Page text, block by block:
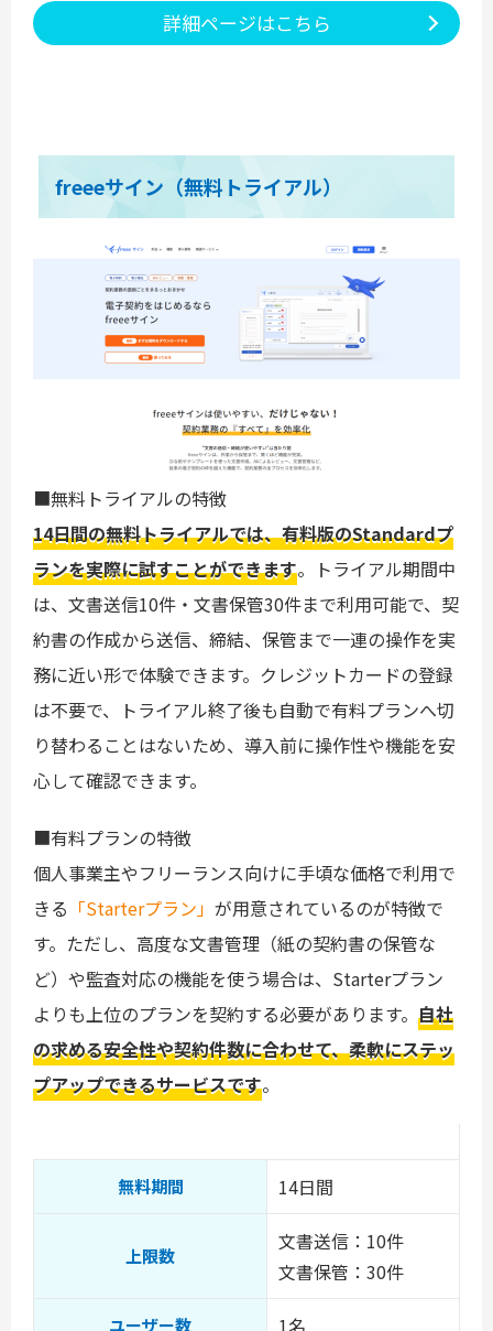
詳細ページはこちら
freeeサイン（無料トライアル）
■無料トライアルの特徴
14日間の無料トライアルでは、有料版のStandardプ
ランを実際に試すことができます。トライアル期間中
は、文書送信10件・文書保管30件まで利用可能で、契
約書の作成から送信、締結、保管まで一連の操作を実
務に近い形で体験できます。クレジットカードの登録
は不要で、トライアル終了後も自動で有料プランへ切
り替わることはないため、導入前に操作性や機能を安
心して確認できます。
■有料プランの特徴
個人事業主やフリーランス向けに手頃な価格で利用で
きる 「Starterプラン」 が用意されているのが特徴で
す。ただし、高度な文書管理（紙の契約書の保管な
ど）や監査対応の機能を使う場合は、Starterプラン
よりも上位のプランを契約する必要があります。 自社
の求める安全性や契約件数に合わせて、柔軟にステッ
プアップできるサービスです。
無料期間 14日間
上限数
文書送信：10件
文書保管：30件
ユーザー数